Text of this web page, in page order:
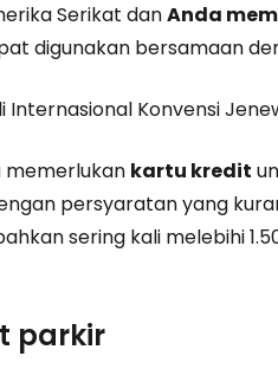
Serikat danAnda
digunakan bersamaan
Internasional Konvensi
memerlukan kartu kredit
persyaratan yang
sering kali melebihi
parkir